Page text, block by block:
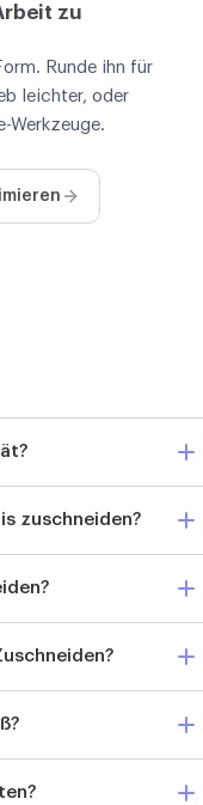
zu
Runde ihn für
leichter, oder
Werkzeuge.
zuschneiden?